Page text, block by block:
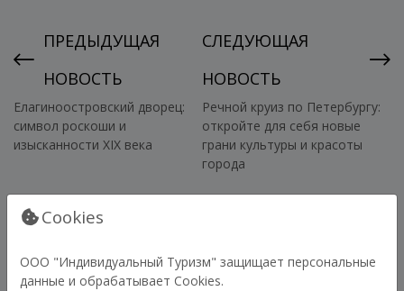
ПРЕДЫДУЩАЯ
НОВОСТЬ
Елагиноостровский дворец:
символ роскоши и
изысканности XIX века
СЛЕДУЮЩАЯ
НОВОСТЬ
Речной круиз по Петербургу:
откройте для себя новые
грани культуры и красоты
города
Cookies
ООО "Индивидуальный Туризм" защищает персональные
данные и обрабатывает Cookies.